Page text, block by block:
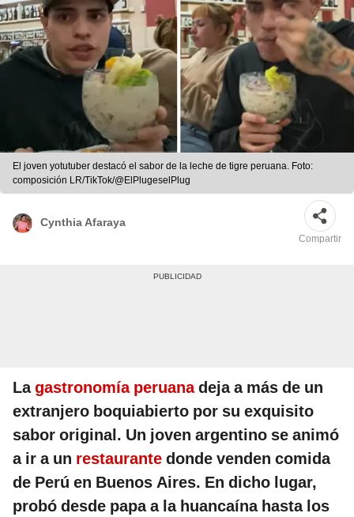
El joven yotutuber destacó el sabor de la leche de tigre peruana. Foto:
composición LR/TikTok/@ElPlugeselPlug
Cynthia Afaraya
Compartir
Lagastronomía peruanadeja a más de un
extranjero boquiabierto por su exquisito
sabor original. Un joven argentino se animó
a ir a un restaurante donde venden comida
de Perú en Buenos Aires. En dicho lugar,
probó desde papa a la huancaína hasta los